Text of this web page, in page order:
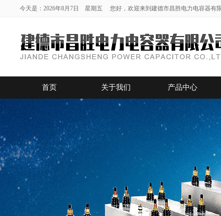
今天是：2026年8月7日 星期五 您好，欢迎来到建德市昌胜电力电容器有
首页 关于我们 产品中心